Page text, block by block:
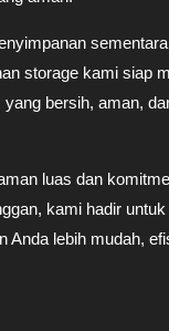
storage kami siap
yang bersih, aman,
luas dan
kami hadir
Anda lebih mudah,